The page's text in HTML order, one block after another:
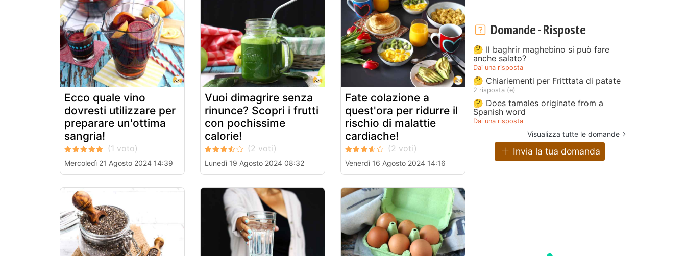
Ecco quale vino
dovresti utilizzare per
preparare un'ottima
sangria!
Mercoledì 21 Agosto 2024 14:39
Vuoi dimagrire senza
rinunce? Scopri i frutti
con pochissime
calorie!
Lunedì 19 Agosto 2024 08:32
Fate colazione a
quest'ora per ridurre il
rischio di malattie
cardiache!
Venerdì 16 Agosto 2024 14:16
Domande - Risposte
🤔 Il baghrir maghebino si può fare
anche salato?
Dai una risposta
🤔 Chiariementi per Fritttata di patate
2 risposta (e)
🤔 Does tamales originate from a
Spanish word
Dai una risposta
Visualizza tutte le domande
Invia la tua domanda